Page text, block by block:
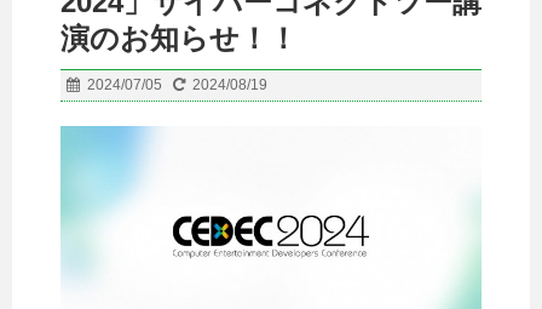
演のお知らせ！！
2024/07/05 2024/08/19